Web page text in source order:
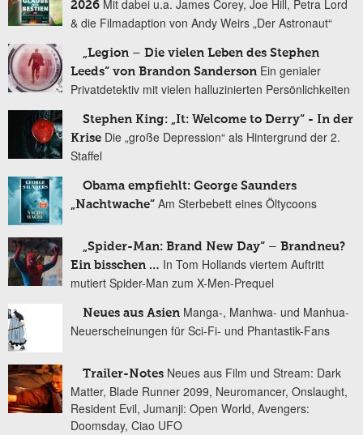
2026 Mit dabei u.a. James Corey, Joe Hill, Petra Lord
& die Filmadaption von Andy Weirs „Der Astronaut“
„Legion – Die vielen Leben des Stephen
Leeds“ von Brandon Sanderson Ein genialer
Privatdetektiv mit vielen halluzinierten Persönlichkeiten
Stephen King: „It: Welcome to Derry“ - In der
Krise Die „große Depression“ als Hintergrund der 2.
Staffel
Obama empfiehlt: George Saunders
„Nachtwache“ Am Sterbebett eines Öltycoons
„Spider-Man: Brand New Day“ – Brandneu?
Ein bisschen … In Tom Hollands viertem Auftritt
mutiert Spider-Man zum X-Men-Prequel
Neues aus Asien Manga-, Manhwa- und Manhua-
Neuerscheinungen für Sci-Fi- und Phantastik-Fans
Trailer-Notes Neues aus Film und Stream: Dark
Matter, Blade Runner 2099, Neuromancer, Onslaught,
Resident Evil, Jumanji: Open World, Avengers:
Doomsday, Ciao UFO